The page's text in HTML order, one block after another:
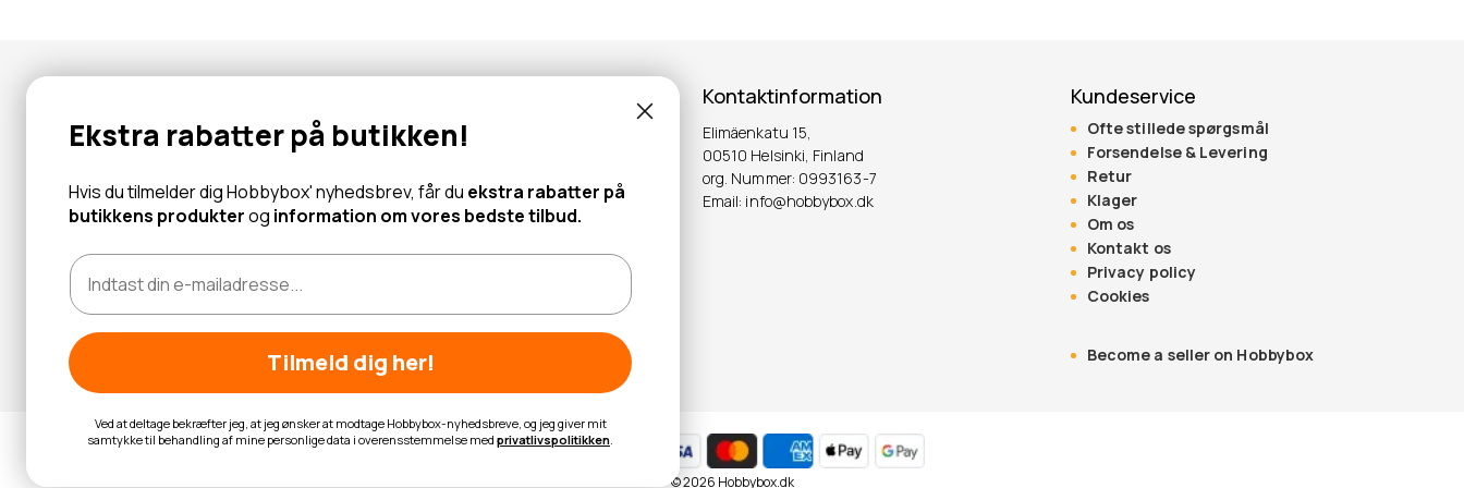
Abonner for at modtage tilbud og information om nye produkter!
OK
Læs mere
Kontaktinformation
Elimäenkatu 15,
00510 Helsinki, Finland
org. Nummer: 0993163-7
Email: info@hobbybox.dk
Kundeservice
Ofte stillede spørgsmål
Forsendelse & Levering
Retur
Klager
Om os
Kontakt os
Privacy policy
Cookies
Become a seller on Hobbybox
© 2026 Hobbybox.dk
Ekstra rabatter på butikken!
Hvis du tilmelder dig Hobbybox' nyhedsbrev, får du ekstra rabatter på
butikkens produkterog information om vores bedste tilbud.
Tilmeld dig her!
Ved at deltage bekræfter jeg, at jeg ønsker at modtage Hobbybox-nyhedsbreve, og jeg giver mit
samtykke til behandling af mine personlige data i overensstemmelse med privatlivspolitikken.